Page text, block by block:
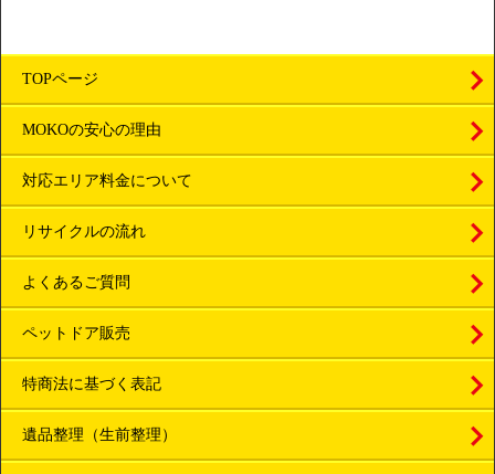
TOPページ
MOKOの安心の理由
対応エリア料金について
リサイクルの流れ
よくあるご質問
ペットドア販売
特商法に基づく表記
遺品整理（生前整理）